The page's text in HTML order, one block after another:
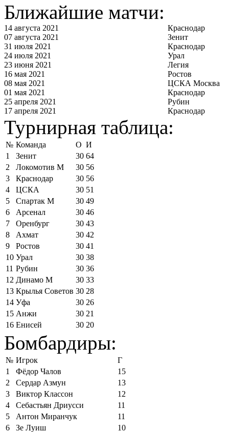
Ближайшие матчи:
14 августа 2021
Краснодар
07 августа 2021
Зенит
31 июля 2021
Краснодар
24 июля 2021
Урал
23 июня 2021
Легия
16 мая 2021
Ростов
08 мая 2021
ЦСКА Москва
01 мая 2021
Краснодар
25 апреля 2021
Рубин
17 апреля 2021
Краснодар
Турнирная таблица:
№ Команда О И
1
Зенит 30 64
2
Локомотив М 30 56
3
Краснодар 30 56
4
ЦСКА 30 51
5
Спартак М 30 49
6
Арсенал 30 46
7
Оренбург 30 43
8
Ахмат 30 42
9
Ростов 30 41
10 Урал 30 38
11 Рубин 30 36
12 Динамо М 30 33
13 Крылья Советов 30 28
14 Уфа 30 26
15 Анжи 30 21
16 Енисей 30 20
Бомбардиры:
№ Игрок
Г
1
Фёдор Чалов
15
2
Сердар Азмун
13
3
Виктор Классон
12
4
Себастьян Дриусси
11
5
Антон Миранчук
11
6
Зе Луиш 10